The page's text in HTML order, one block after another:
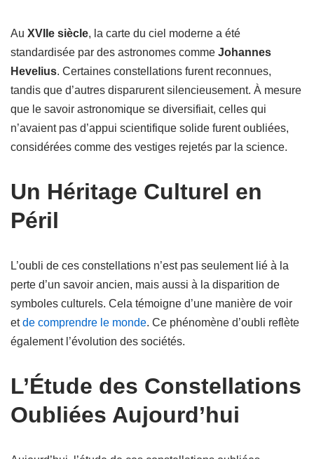
Au XVIIe siècle, la carte du ciel moderne a été
standardisée par des astronomes comme Johannes
Hevelius. Certaines constellations furent reconnues,
tandis que d’autres disparurent silencieusement. À mesure
que le savoir astronomique se diversifiait, celles qui
n’avaient pas d’appui scientifique solide furent oubliées,
considérées comme des vestiges rejetés par la science.
Un Héritage Culturel en
Péril
L’oubli de ces constellations n’est pas seulement lié à la
perte d’un savoir ancien, mais aussi à la disparition de
symboles culturels. Cela témoigne d’une manière de voir
etde comprendre le monde. Ce phénomène d’oubli reflète
également l’évolution des sociétés.
L’Étude des Constellations
Oubliées Aujourd’hui